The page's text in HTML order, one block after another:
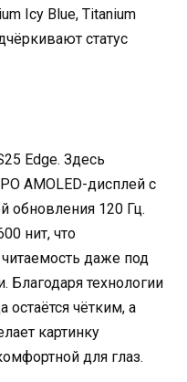
Icy Blue, Titanium
статус
Edge. Здесь
AMOLED-дисплей с
обновления 120 Гц.
нит, что
даже под
технологии
остаётся чётким, а
картинку
для глаз.